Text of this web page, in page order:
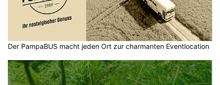
Der PampaBUS macht jeden Ort zur charmanten Eventlocation